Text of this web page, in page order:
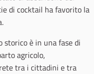
di cocktail ha favorito la
storico è in una fase di
agricolo,
tra i cittadini e tra